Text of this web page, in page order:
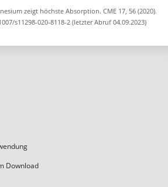
zeigt höchste Absorption. CME 17, 56 (2020).
s11298-020-8118-2 (letzter Abruf 04.09.2023)
Download